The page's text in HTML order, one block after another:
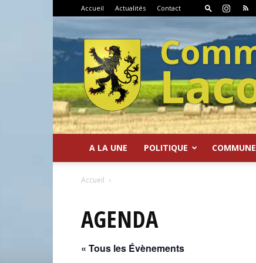
Accueil Actualités Contact
A LA UNE POLITIQUE COMMUNE
Accueil
AGENDA
« Tous les Évènements